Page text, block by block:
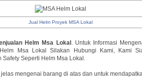
Jual Helm Proyek MSA Lokal
Helm Msa Lokal. Untuk Informasi
Msa Lokal Silakan Hubungi Kami, Kami
Seperti Helm Msa Lokal.
mengenai barang di atas dan untuk